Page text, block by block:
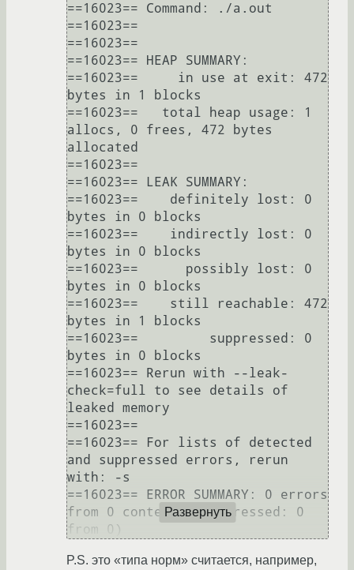
==16023== Command: ./a.out
==16023==
==16023==
==16023== HEAP SUMMARY:
==16023==     in use at exit: 472
bytes in 1 blocks
==16023==   total heap usage: 1
allocs, 0 frees, 472 bytes
allocated
==16023==
==16023== LEAK SUMMARY:
==16023==    definitely lost: 0
bytes in 0 blocks
==16023==    indirectly lost: 0
bytes in 0 blocks
==16023==      possibly lost: 0
bytes in 0 blocks
==16023==    still reachable: 472
bytes in 1 blocks
==16023==         suppressed: 0
bytes in 0 blocks
==16023== Rerun with --leak-
check=full to see details of
leaked memory
==16023==
==16023== For lists of detected
and suppressed errors, rerun
with: -s
==16023== ERROR SUMMARY: 0 errors
from 0 contexts (suppressed: 0
Развернуть
P.S. это «типа норм» считается, например,